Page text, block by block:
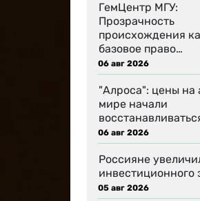
ГемЦентр МГУ:
Прозрачность
происхождения
базовое право…
06 авг 2026
"Алроса": цены на
мире начали
06 авг 2026
Россияне
инвестиционного
05 авг 2026